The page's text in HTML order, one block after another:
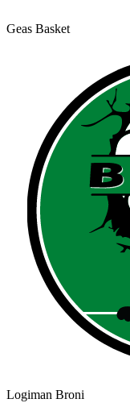
Geas Basket
Logiman Broni